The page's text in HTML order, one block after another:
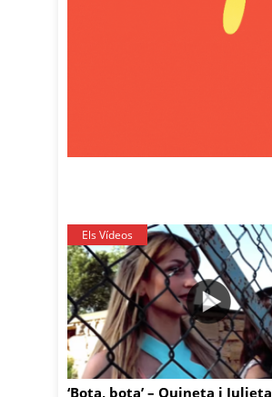
Els Vídeos
‘Bota, bota’ – Ouineta i Julieta